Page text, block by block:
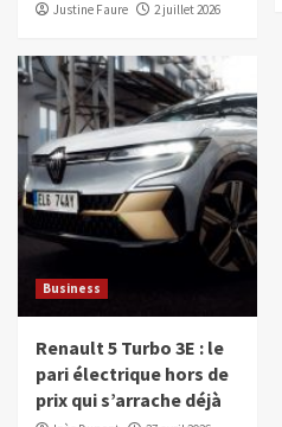
Justine Faure 2 juillet 2026
Business
Renault 5 Turbo 3E : le
pari électrique hors de
prix qui s’arrache déjà